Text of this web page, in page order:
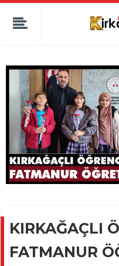
KIRKAĞAÇLI
FATMANUR